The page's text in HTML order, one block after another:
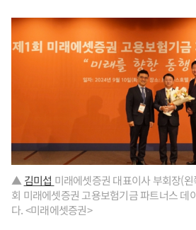
▲ 김미섭 미래에셋증권 대표이사 부회장(
회 미래에셋증권 고용보험기금 파트너스 데
다. <미래에셋증권>